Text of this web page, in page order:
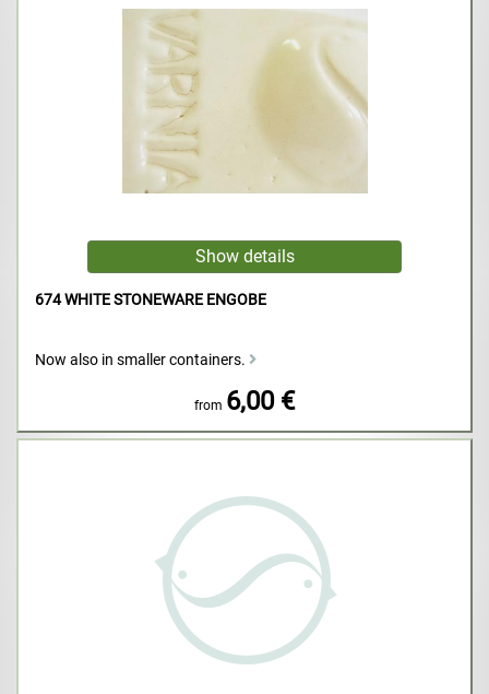
674 WHITE STONEWARE ENGOBE
Now also in smaller containers.
from 6,00 €